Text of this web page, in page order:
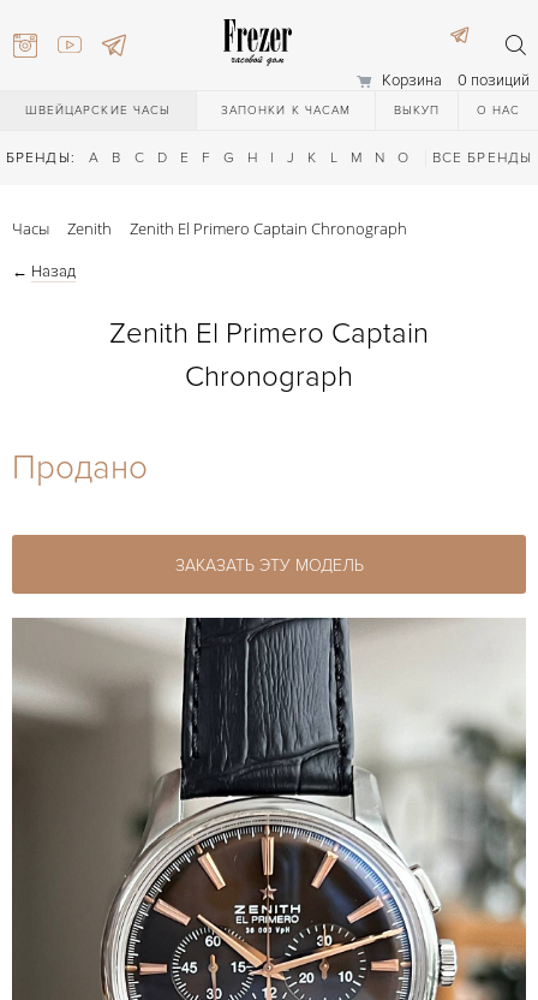
Корзина 0 позиций
ШВЕЙЦАРСКИЕ ЧАСЫ ЗАПОНКИ К ЧАСАМ ВЫКУП О НАС
БРЕНДЫ: A B C D E F G H I J K L M N O Q R S T
ВСЕ БРЕНДЫ
27-44
Часы Zenith Zenith El Primero Captain Chronograph
← Назад
Zenith El Primero Captain
Chronograph
Продано
ЗАКАЗАТЬ ЭТУ МОДЕЛЬ